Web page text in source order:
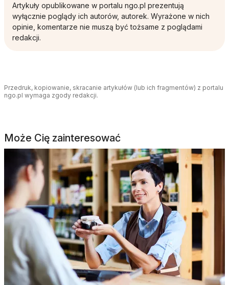
Artykuły opublikowane w portalu ngo.pl prezentują
wyłącznie poglądy ich autorów, autorek. Wyrażone w nich
opinie, komentarze nie muszą być tożsame z poglądami
redakcji.
Przedruk, kopiowanie, skracanie artykułów (lub ich fragmentów) z portalu
ngo.pl wymaga zgody redakcji.
Może Cię zainteresować